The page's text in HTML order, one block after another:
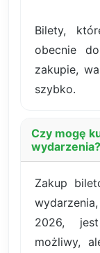
Bilety,
obecnie
zakupie,
szybko.
Czy mogę
wydarzenia?
Zakup
2026,
możliwy,